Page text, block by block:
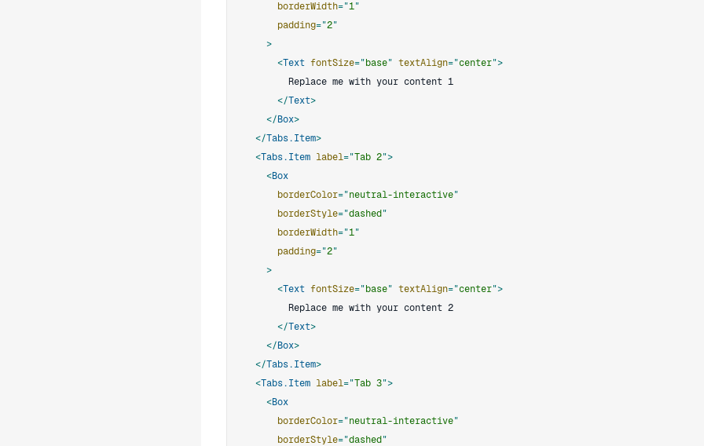
borderWidth="1"
padding="2"
>
<Text fontSize="base" textAlign="center">
</Text>
</ Box>
</Tabs.Item>
<Tabs.Item label="Tab 2">
<Box
borderColor="neutral-interactive"
borderStyle="dashed "
borderWidth="1"
padding="2"
>
<Text fontSize="base" textAlign="center">
</Text>
</ Box>
</Tabs.Item>
<Tabs.Item label="Tab 3">
<Box
borderColor="neutral-interactive"
borderStyle="dashed "